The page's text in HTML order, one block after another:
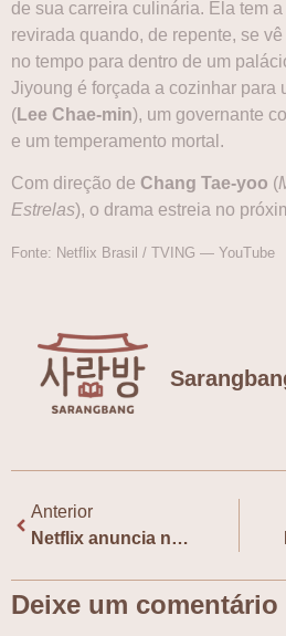
de sua carreira culinária. Ela tem
revirada quando, de repente, se
no tempo para dentro de um
Jiyoung é forçada a cozinhar para
(Lee Chae-min), um governante
e um temperamento mortal.
Com direção de Chang Tae-yoo (
Estrelas), o drama estreia no
Fonte: Netflix Brasil / TVING — YouTube
Anterior
Netflix anuncia nova adaptação de webnovel
Deixe um comentário